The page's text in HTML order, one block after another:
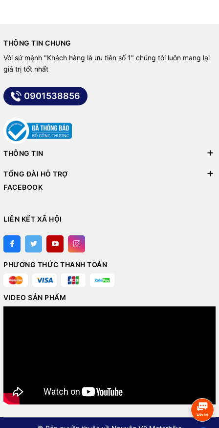
THÔNG TIN CHUNG
Với sứ mệnh "Khách hàng là ưu tiên số 1" chúng tôi luôn mang lại
giá trị tốt nhất
0901538856
THÔNG TIN
TỔNG ĐÀI HỖ TRỢ
FACEBOOK
LIÊN KẾT XÃ HỘI
PHƯƠNG THỨC THANH TOÁN
VIDEO SẢN PHẨM